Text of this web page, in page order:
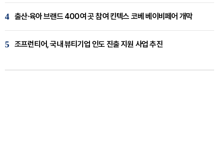
4 출산·육아 브랜드 400여 곳 참여 킨텍스 코베 베이비페어 개막
5 조프런티어, 국내 뷰티기업 인도 진출 지원 사업 추진